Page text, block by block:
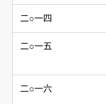
二○一四
二○一五
二○一六